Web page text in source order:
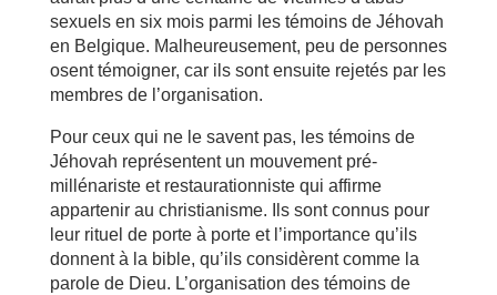
sexuels en six mois parmi les témoins de Jéhovah
en Belgique. Malheureusement, peu de personnes
osent témoigner, car ils sont ensuite rejetés par les
membres de l’organisation.
Pour ceux qui ne le savent pas, les témoins de
Jéhovah représentent un mouvement pré-
millénariste et restaurationniste qui affirme
appartenir au christianisme. Ils sont connus pour
leur rituel de porte à porte et l’importance qu’ils
donnent à la bible, qu’ils considèrent comme la
parole de Dieu. L’organisation des témoins de